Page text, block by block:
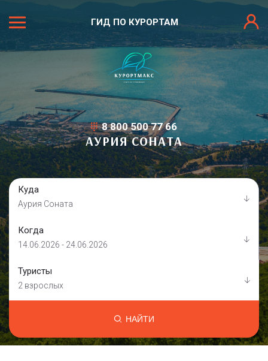
ГИД ПО КУРОРТАМ
8 800 500 77 66
АУРИЯ СОНАТА
Куда
Аурия Соната
Когда
14.06.2026 - 24.06.2026
Туристы
2 взрослых
НАЙТИ